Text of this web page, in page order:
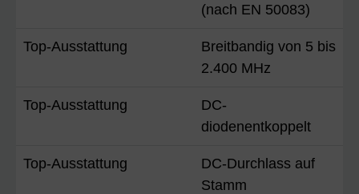
(nach EN 50083)
Top-Ausstattung
Breitbandig von 5 bis
2.400 MHz
Top-Ausstattung
DC-
diodenentkoppelt
Top-Ausstattung
DC-Durchlass auf
Stamm